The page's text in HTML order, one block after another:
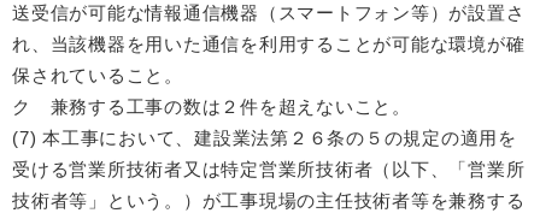
送受信が可能な情報通信機器（スマートフォン等）が設置さ
れ、当該機器を用いた通信を利用することが可能な環境が確
保されていること。
ク 兼務する工事の数は２件を超えないこと。
(7) 本工事において、建設業法第２６条の５の規定の適用を
受ける営業所技術者又は特定営業所技術者（以下、「営業所
技術者等」という。）が工事現場の主任技術者等を兼務する